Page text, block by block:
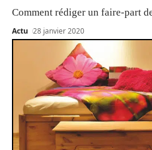
Comment rédiger un faire-part
Actu 28 janvier 2020